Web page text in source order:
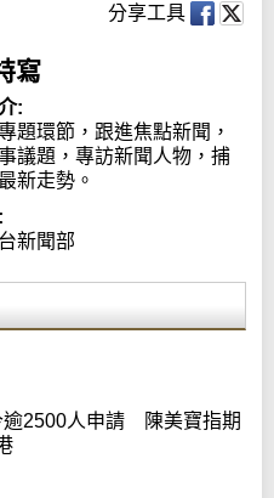
分享工具
寫
:
題環節，跟進焦點新聞，
議題，專訪新聞人物，捕
新走勢。
新聞部
逾2500人申請 陳美寶指期